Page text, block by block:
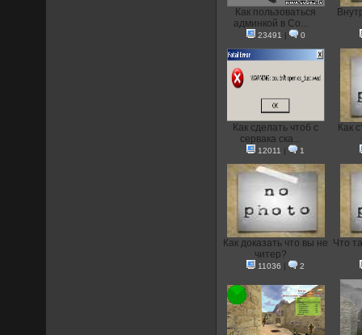
Как пользоваться
админкой в Co...
23491 | 0
Как сделать чтоб с
сервака ска...
12011 | 1
Как
Как доказать что вы не
читер?
11036 | 2
Что